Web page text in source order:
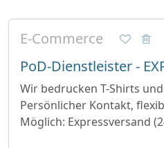
E-Commerce
PoD-Dienstleister -
Wir bedrucken T-Shirts
Persönlicher Kontakt,
Möglich: Expressversand